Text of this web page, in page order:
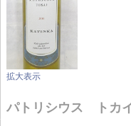
拡大表示
パトリシウス トカ